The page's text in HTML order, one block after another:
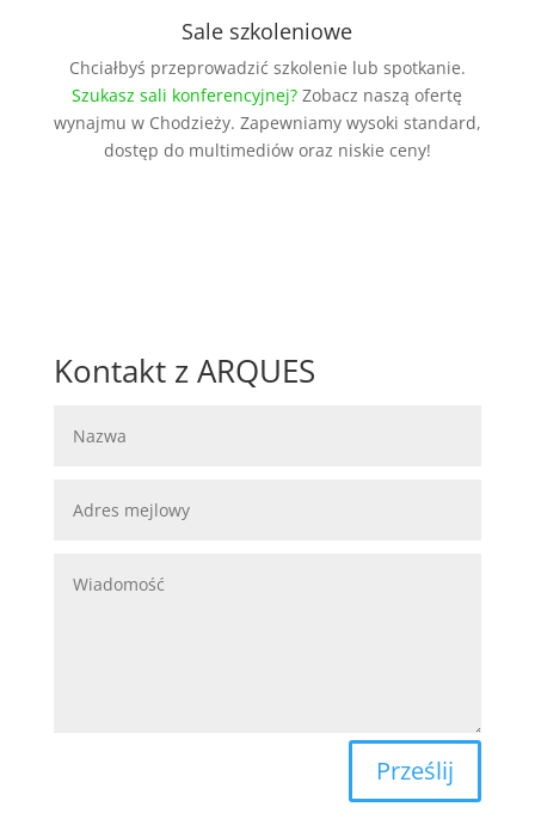
Sale szkoleniowe
Chciałbyś przeprowadzić szkolenie lub spotkanie.
Szukasz sali konferencyjnej? Zobacz naszą ofertę
wynajmu w Chodzieży. Zapewniamy wysoki standard,
dostęp do multimediów oraz niskie ceny!
Kontakt z ARQUES
Prześlij